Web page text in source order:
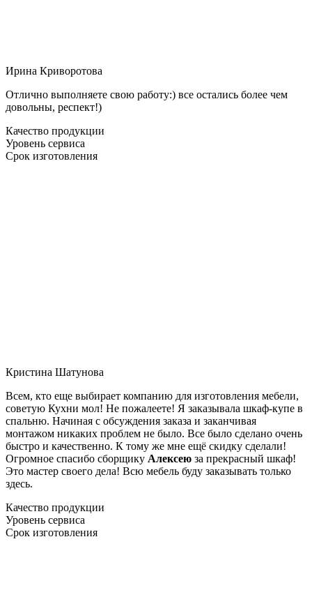
Ирина Криворотова
Отлично выполняете свою работу:) все остались более чем
довольны, респект!)
Качество продукции
Уровень сервиса
Срок изготовления
Кристина Шатунова
Всем, кто еще выбирает компанию для изготовления мебели,
советую Кухни мол! Не пожалеете! Я заказывала шкаф-купе в
спальню. Начиная с обсуждения заказа и заканчивая
монтажом никаких проблем не было. Все было сделано очень
быстро и качественно. К тому же мне ещё скидку сделали!
Огромное спасибо сборщику Алексею за прекрасный шкаф!
Это мастер своего дела! Всю мебель буду заказывать только
здесь.
Качество продукции
Уровень сервиса
Срок изготовления